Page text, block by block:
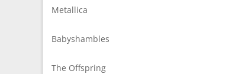
Metallica
Babyshambles
The Offspring